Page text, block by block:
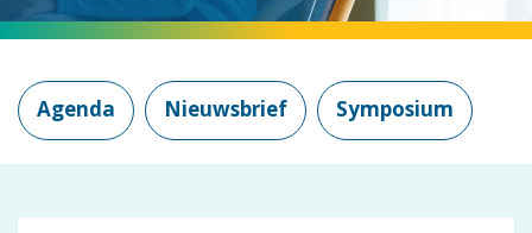
Agenda Nieuwsbrief Symposium